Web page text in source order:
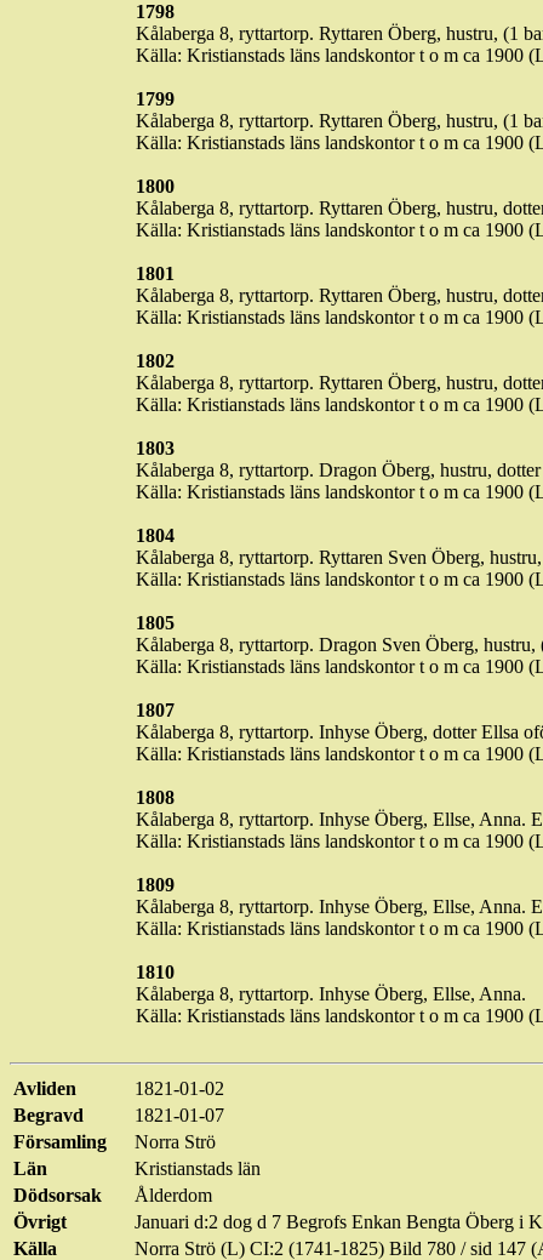
1798
Kålaberga 8, ryttartorp. Ryttaren Öberg, hustru, (1
Källa: Kristianstads läns landskontor t o m ca 1900
1799
Kålaberga 8, ryttartorp. Ryttaren Öberg, hustru, (1
Källa: Kristianstads läns landskontor t o m ca 1900
1800
Kålaberga 8, ryttartorp. Ryttaren Öberg, hustru,
Källa: Kristianstads läns landskontor t o m ca 1900
1801
Kålaberga 8, ryttartorp. Ryttaren Öberg, hustru,
Källa: Kristianstads läns landskontor t o m ca 1900
1802
Kålaberga 8, ryttartorp. Ryttaren Öberg, hustru,
Källa: Kristianstads läns landskontor t o m ca 1900
1803
Kålaberga 8, ryttartorp. Dragon Öberg, hustru,
Källa: Kristianstads läns landskontor t o m ca 1900
1804
Kålaberga 8, ryttartorp. Ryttaren Sven Öberg,
Källa: Kristianstads läns landskontor t o m ca 1900
1805
Kålaberga 8, ryttartorp. Dragon Sven Öberg, hustru,
Källa: Kristianstads läns landskontor t o m ca 1900
1807
Kålaberga 8, ryttartorp. Inhyse Öberg, dotterEllsa
Källa: Kristianstads läns landskontor t o m ca 1900
1808
Kålaberga 8, ryttartorp. Inhyse Öberg, Ellse, Anna.
Källa: Kristianstads läns landskontor t o m ca 1900
1809
Kålaberga 8, ryttartorp. Inhyse Öberg, Ellse, Anna.
Källa: Kristianstads läns landskontor t o m ca 1900
1810
Kålaberga 8, ryttartorp. Inhyse Öberg, Ellse, Anna.
Källa: Kristianstads läns landskontor t o m ca 1900
Avliden
1821-01-02
Begravd
1821-01-07
Församling
Norra Strö
Län
Kristianstads län
Dödsorsak
Ålderdom
Övrigt
Januari d:2 dog d 7 Begrofs Enkan Bengta Öberg i
Källa
Norra Strö (L) CI:2 (1741-1825) Bild 780 / sid 147